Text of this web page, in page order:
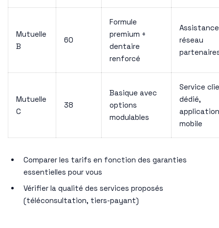
Mutuelle
B
60
Formule
premium +
dentaire
renforcé
réseau
Mutuelle
C
38
Basique avec
options
modulables
Service
dédié,
application
mobile
Comparer les tarifs en fonction des garanties
essentielles pour vous
Vérifier la qualité des services proposés
(téléconsultation, tiers-payant)